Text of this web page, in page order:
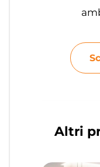
Altri